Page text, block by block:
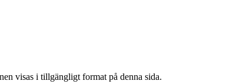
visas i tillgängligt format på denna sida.